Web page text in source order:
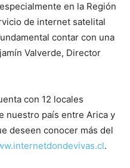
en la Región
de internet satelital
contar con una
Valverde, Director
con 12 locales
nuestro país entre Arica y
deseen conocer más del
.